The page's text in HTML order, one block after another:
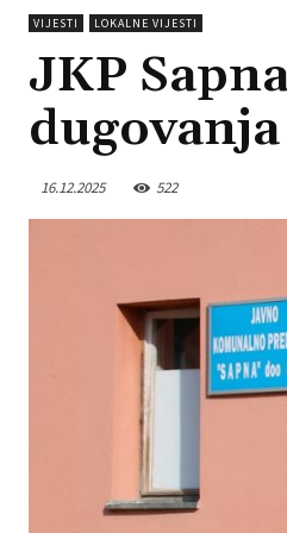
VIJESTI LOKALNE VIJESTI
JKP
16.12.2025 522